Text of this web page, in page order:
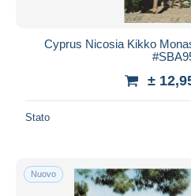
Cyprus Nicosia Kikko
±
Stato
Nuovo